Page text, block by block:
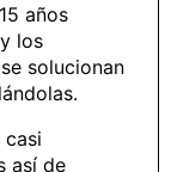
años
los
solucionan
casi
así de